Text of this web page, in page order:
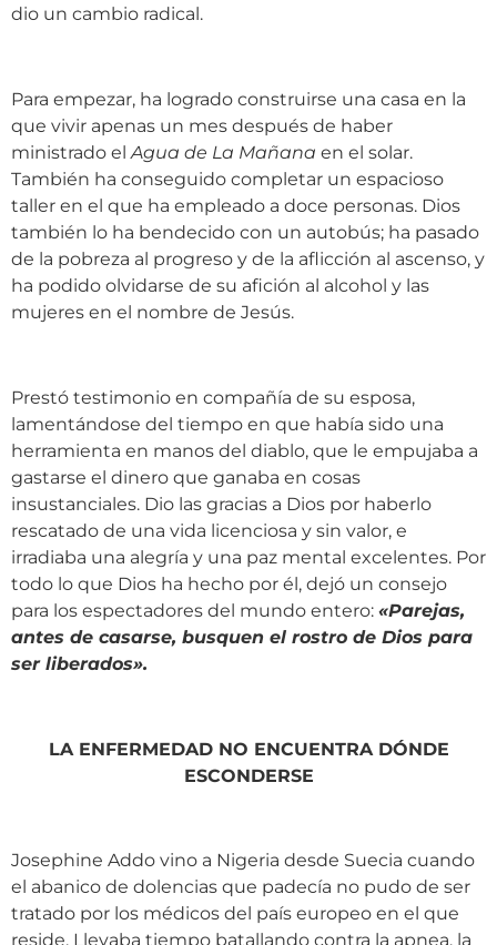
dio un cambio radical.
Para empezar, ha logrado construirse una casa en la
que vivir apenas un mes después de haber
ministrado elAgua de La Mañana en el solar.
También ha conseguido completar un espacioso
taller en el que ha empleado a doce personas. Dios
también lo ha bendecido con un autobús; ha pasado
de la pobreza al progreso y de la aflicción al ascenso, y
ha podido olvidarse de su afición al alcohol y las
mujeres en el nombre de Jesús.
Prestó testimonio en compañía de su esposa,
lamentándose del tiempo en que había sido una
herramienta en manos del diablo, que le empujaba a
gastarse el dinero que ganaba en cosas
insustanciales. Dio las gracias a Dios por haberlo
rescatado de una vida licenciosa y sin valor, e
irradiaba una alegría y una paz mental excelentes. Por
todo lo que Dios ha hecho por él, dejó un consejo
para los espectadores del mundo entero: «Parejas,
antes de casarse, busquen el rostro de Dios para
ser liberados».
LA ENFERMEDAD NO ENCUENTRA DÓNDE
ESCONDERSE
Josephine Addo vino a Nigeria desde Suecia cuando
el abanico de dolencias que padecía no pudo de ser
tratado por los médicos del país europeo en el que
reside. Llevaba tiempo batallando contra la apnea, la